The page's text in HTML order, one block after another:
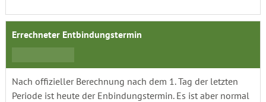
Errechneter Entbindungstermin
Nach offizieller Berechnung nach dem 1. Tag der letzten
Periode ist heute der Enbindungstermin. Es ist aber normal